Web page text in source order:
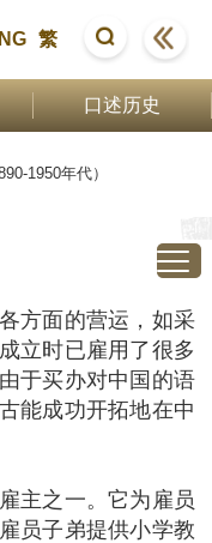
繁
口述历史
1950年代）
方面的营运，如采
立时已雇用了很多
于买办对中国的语
能成功开拓地在中
主之一。它为雇员
员子弟提供小学教